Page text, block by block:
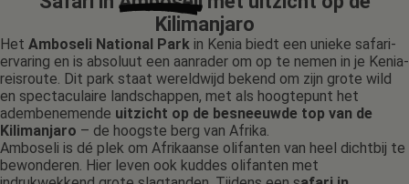
Kilimanjaro
Het Amboseli National Park in Kenia biedt een unieke safari-
ervaring en is absoluut een aanrader om op te nemen in je Kenia-
reisroute. Dit park staat wereldwijd bekend om zijn grote wild
en spectaculaire landschappen, met als hoogtepunt het
adembenemende uitzicht op de besneeuwde top van de
Kilimanjaro – de hoogste berg van Afrika.
Amboseli is dé plek om Afrikaanse olifanten van heel dichtbij te
bewonderen. Hier leven ook kuddes olifanten met